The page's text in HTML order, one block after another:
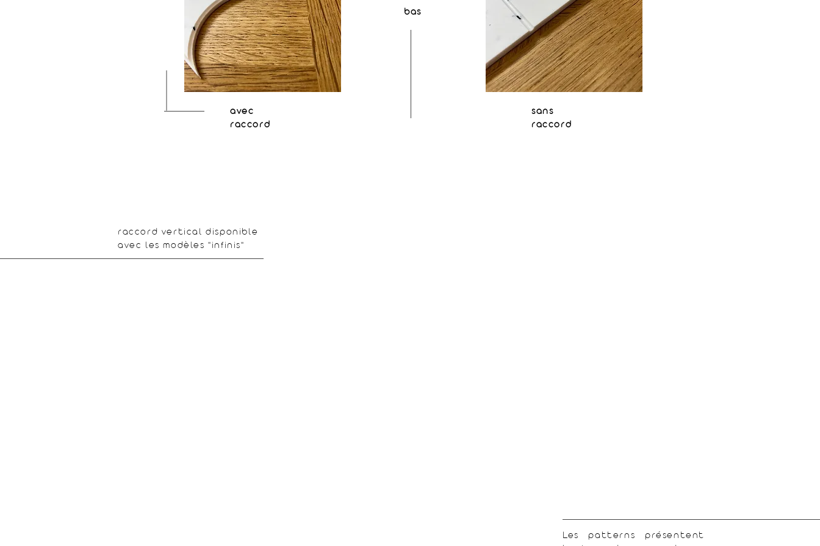
avec
raccord
bas
sans
raccord
raccord vertical disponible
avec les modèles "infinis"
Les patterns présentent